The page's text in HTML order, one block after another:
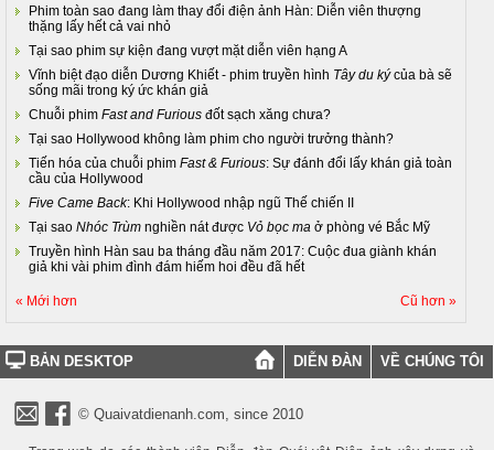
Phim toàn sao đang làm thay đổi điện ảnh Hàn: Diễn viên thượng
thặng lấy hết cả vai nhỏ
Tại sao phim sự kiện đang vượt mặt diễn viên hạng A
Vĩnh biệt đạo diễn Dương Khiết - phim truyền hình Tây du kýcủa bà sẽ
sống mãi trong ký ức khán giả
Chuỗi phim Fast and Furious đốt sạch xăng chưa?
Tại sao Hollywood không làm phim cho người trưởng thành?
Tiến hóa của chuỗi phim Fast & Furious: Sự đánh đổi lấy khán giả toàn
cầu của Hollywood
Five Came Back: Khi Hollywood nhập ngũ Thế chiến II
Tại sao Nhóc Trùm nghiền nát được Vỏ bọc ma ở phòng vé Bắc Mỹ
Truyền hình Hàn sau ba tháng đầu năm 2017: Cuộc đua giành khán
giả khi vài phim đình đám hiếm hoi đều đã hết
« Mới hơn Cũ hơn »
BẢN DESKTOP DIỄN ĐÀN VỀ CHÚNG TÔI
© Quaivatdienanh.com, since 2010